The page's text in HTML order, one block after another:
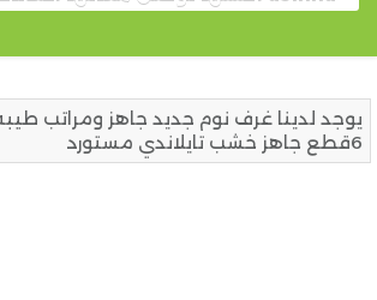
يوجد لدينا غرف نوم جديد جاهز ومراتب
6قطع جاهز خشب تايلاندي مستورد